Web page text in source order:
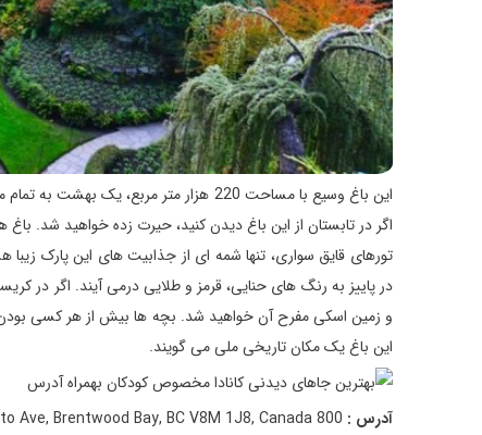
این باغ وسیع با مساحت 220 هزار متر
اگر در تابستان از این باغ دیدن کنید، حیرت زده خواهید شد.
تورهای قایق سواری، تنها شمه ای از جذابیت های این پارک
در پاییز به رنگ های حنایی، قرمز و طلایی درمی آیند. اگر در
و زمین اسکی مفرح آن خواهید شد. بچه ها بیش از هر کسی بودن
این باغ یک مکان تاریخی ملی می گویند.
آدرس :